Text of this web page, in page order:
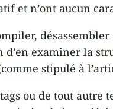
et n’ont aucun
examiner la
stipulé à
ou de tout autre